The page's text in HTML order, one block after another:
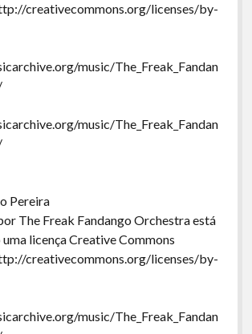
creativecommons.org/licenses/by-
music/The_Freak_Fandan
music/The_Freak_Fandan
Pereira
The Freak Fandango Orchestra está
licença Creative Commons
creativecommons.org/licenses/by-
music/The_Freak_Fandan